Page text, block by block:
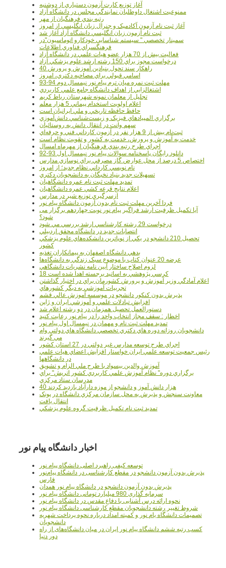
آغاز توزيع کارت آزمون دستياري از دوشنبه
ممنوعيت اشتغال داوطلبان نمايندگي مجلس در دانشگاه آزاد
رتبه بندي فرهنگيان از مهر
آغاز ثبت نام آزمون آکادميک و جنرال زبان انگليسي از امروز
ثبت نام آزمون زبان انگليسي دانشگاه آزاد آغاز شد
سمينار تخصصي " سيستم شناسايي خودکارو اتوماسيون"در
فرهنگسراي فناوري اطلاعات
فعاليت بيش از 70 هزار عضو هيات علمي در دانشگاه آزاد
درخواست مجوز براي 150 رشته ارشد علوم پزشکي آزاد
40 راهکار سند تحول بنيادين آموزش و پرورش
اسامي قبولي براي مصاحبه دکتري، امروز
مهلت ثبت نمره میان ترم پیام نور نیمسال دوم 94-93
اشتغالزايي از اهداف دانشگاه جامع علمي کاربردي
تجليل از معلمان نمونه شهرستان رباط کريم
اعلام اولويت استخدام پيماني 5 هزار معلم
حافظ حافظه تاريخي و ملي ايرانيان است
برگزاري المپيادهاي فيزيک و زيست‌شناسي دانش‌آموزي
سهم وانت در انتقال دانش به روستائيان
ثبت‌نام بيش از 9 هزار نفر در آزمون کارداني فني و حرفه‌اي
خدمت به آموزش و پرورش، خدمت به کشور و تقويت نظام است
اجراي طرح رتبه بندي فرهنگيان از مهرماه امسال
دانلود رایگان پاسخنامه سوالات پیام نور نیمسال اول 93-92
اختصاص 5 درصد از محل عوارض گاز مصرفي براي نوسازي مدارس
نام نويسي کارداني نظام جديد؛ از امروز
تسهيلات جديد بنياد نخبگان به دانشجويان دکتري
تمديد مهلت ثبت نام عمره دانشگاهيان
اعلام نتايج قرعه کشي عمره دانشگاهيان
ازسرگيري توزيع شير در مدارس
فردا آخرین مهلت ثبت نام بدون آزمون دانشگاه پیام نور
آیا تکمیل ظرفیت ارشد فراگیر پیام نور نوبت چهاردهم برگزار می
شود؟
درخواست 29 رشته کارشناسي ارشد بررسي مي شود
انتصابات جديد در دانشگاه محقق اردبيلي
تحصيل 210 دانشجو در يکي از نوپاترين دانشکده‌هاي علوم پزشکي
کشور
بدهي دانشگاه اصفهان به پيمانکاران تغذيه
عرضه 20 عنوان کتاب با موضوع سبک زندگي به دانشگاه‌ها
لزوم اصلاح ساختار آيين نامه نشريات دانشگاهي
18 کرسي پژوهشي به اساتيد برجسته اهدا شده است
اعلام آمادگي وزير آموزش و پرورش کشورمان براي در اختيار گذاشتن
تجربيات آموزشي به ديگر کشورهاي
پذيرش بدون کنکور دانشجو در موسسه آموزش عالي قشم
افزايش تبادلات علمي و آموزشي ايران و ژاپن
دستورالعمل تحصیل همزمان در دو رشته اعلام شد
اخطار : سقف مجاز انتخاب واحد را در پیام نور رعایت کنید
تمدید مهلت ثبت نام و مهمان در نیمسال اول پیام نور
دانشجويان روزانه دوره هاي دكتري تخصصي دانشگاه هاي دولتي وام
مي گيرند
اجراي طرح توسعه مدارس غير دولتي در 27 استان کشور
رئيس جمعيت توسعه علمي ايران خواستار افزايش اعضاي هيات علمي
در دانشگاهها
آموزش والدين بيسواد با طرح ملي الزام و تشويق
برگزاري دوره" نظام آموزش علمي كاربردي كشور اتريش" براي
مدرسان ستاد مرکزي
40 هزار دانش آموز و دانشجو از موزه دارآباد بازديد کردند
معاونت سنجش و پذيرش به محل سازمان مرکزي دانشگاه در پونک
انتقال يافت
تمديد ثبت نام تکميل ظرفيت گروه علوم پزشکي
اخبار دانشگاه پیام نور
توسعه کیفی راهبرد اصلی دانشگاه پیام نور
پذیرش بدون آزمون دانشجو در مقطع کارشناسی در دانشگاه پیام‌نور
فارس
پذیرش بدون آزمون دانشجو در دانشگاه پیام نور همدان
سرمایه گذاری 980 میلیارد تومانی دانشگاه پیام نور
نحوه ارائه درس آشنایی با دفاع مقدس در دانشگاه پیام نور
شروط تغییر رشته دانشجویان مقطع کارشناسی دانشگاه پیام نور
تصمیمات دانشگاه یام نور و کمیته امداد درباره نحوه پرداخت شهریه
دانشجویان
کسب رتبه ششم دانشگاه پیام نور ایران در میان دانشگاه‌های از راه
دور دنیا